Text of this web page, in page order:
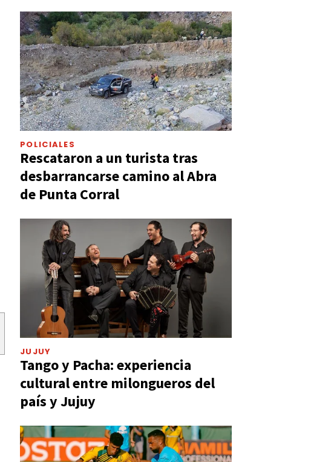
POLICIALES
Rescataron a un turista tras
desbarrancarse camino al Abra
de Punta Corral
JUJUY
Tango y Pacha: experiencia
cultural entre milongueros del
país y Jujuy